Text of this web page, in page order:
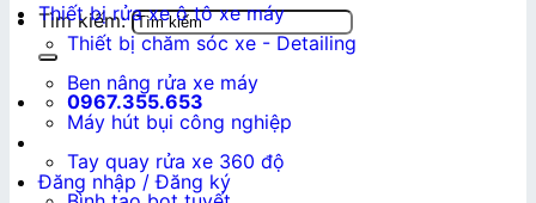
Tìm kiếm:
0967.355.653
Đăng nhập / Đăng ký
Thiết bị rửa xe ô tô xe máy
Thiết bị chăm sóc xe - Detailing
Ben nâng rửa xe máy
Máy hút bụi công nghiệp
Tay quay rửa xe 360 độ